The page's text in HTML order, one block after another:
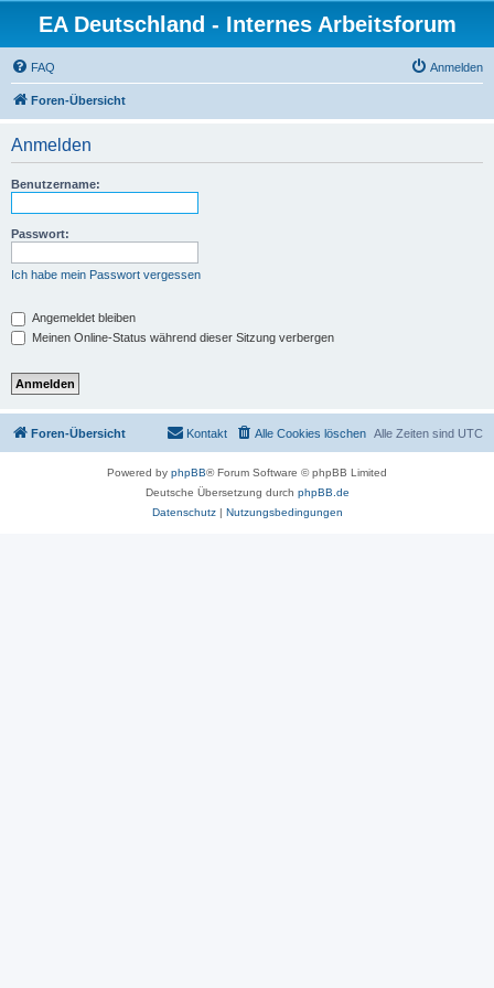
EA Deutschland - Internes Arbeitsforum
FAQ Anmelden
Foren-Übersicht
Anmelden
Benutzername:
Passwort:
Ich habe mein Passwort vergessen
Angemeldet bleiben
Meinen Online-Status während dieser Sitzung verbergen
Foren-Übersicht Alle Zeiten sind UTC
Alle Cookies löschen
Kontakt
Powered by phpBB® Forum Software © phpBB Limited
Deutsche Übersetzung durch phpBB.de
Datenschutz| Nutzungsbedingungen